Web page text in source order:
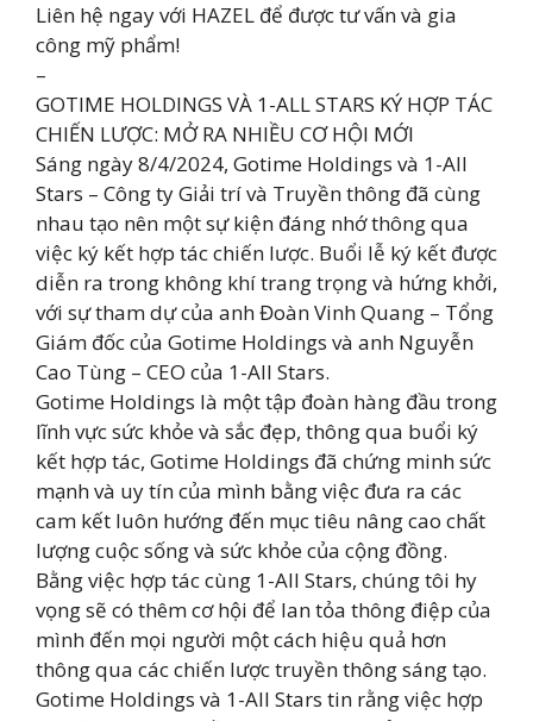
Liên hệ ngay với HAZEL để được tư vấn và gia
công mỹ phẩm!
–
GOTIME HOLDINGS VÀ 1-ALL STARS KÝ HỢP TÁC
CHIẾN LƯỢC: MỞ RA NHIỀU CƠ HỘI MỚI
Sáng ngày 8/4/2024, Gotime Holdings và 1-All
Stars – Công ty Giải trí và Truyền thông đã cùng
nhau tạo nên một sự kiện đáng nhớ thông qua
việc ký kết hợp tác chiến lược. Buổi lễ ký kết được
diễn ra trong không khí trang trọng và hứng khởi,
với sự tham dự của anh Đoàn Vinh Quang – Tổng
Giám đốc của Gotime Holdings và anh Nguyễn
Cao Tùng – CEO của 1-All Stars.
Gotime Holdings là một tập đoàn hàng đầu trong
lĩnh vực sức khỏe và sắc đẹp, thông qua buổi ký
kết hợp tác, Gotime Holdings đã chứng minh sức
mạnh và uy tín của mình bằng việc đưa ra các
cam kết luôn hướng đến mục tiêu nâng cao chất
lượng cuộc sống và sức khỏe của cộng đồng.
Bằng việc hợp tác cùng 1-All Stars, chúng tôi hy
vọng sẽ có thêm cơ hội để lan tỏa thông điệp của
mình đến mọi người một cách hiệu quả hơn
thông qua các chiến lược truyền thông sáng tạo.
Gotime Holdings và 1-All Stars tin rằng việc hợp